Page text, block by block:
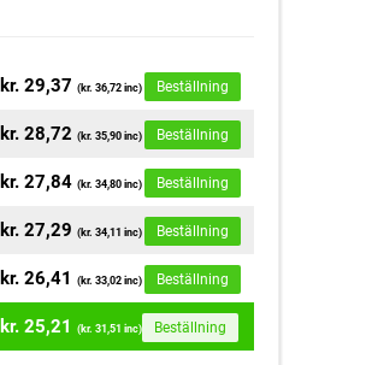
kr. 29,37 (kr. 36,72 inc) Beställning
kr. 28,72 (kr. 35,90 inc) Beställning
kr. 27,84 (kr. 34,80 inc) Beställning
kr. 27,29 (kr. 34,11 inc) Beställning
kr. 26,41 (kr. 33,02 inc) Beställning
kr. 25,21 (kr. 31,51 inc) Beställning